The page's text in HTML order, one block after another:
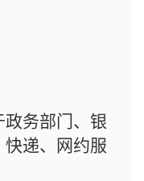
务部门、银
递、网约服